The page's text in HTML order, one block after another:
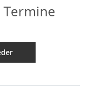
Termine